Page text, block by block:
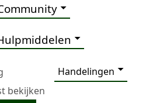
Handelingen
bekijken